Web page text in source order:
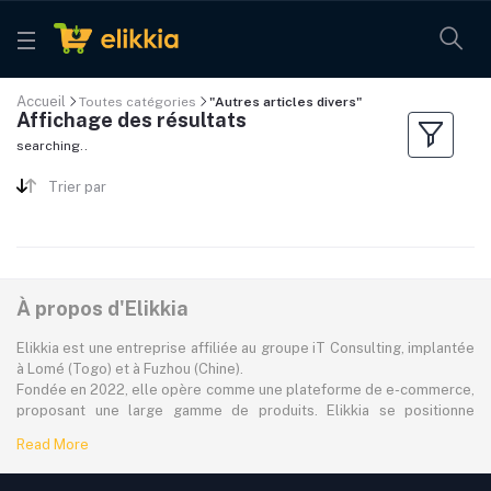
Accueil Toutes catégories "Autres articles divers"
Affichage des résultats
searching..
Trier par
À propos d'Elikkia
Elikkia est une entreprise affiliée au groupe iT Consulting, implantée
à Lomé (Togo) et à Fuzhou (Chine).
Fondée en 2022, elle opère comme une plateforme de e-commerce,
proposant une large gamme de produits. Elikkia se positionne
offrant à la fois la possibilité d'acheter localement et directement
depuis la Chine.
Read More